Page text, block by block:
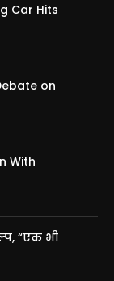
Car Hits
on
With
“एक भी